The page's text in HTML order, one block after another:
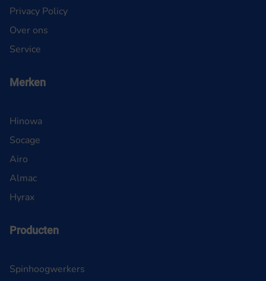
Privacy Policy
Over ons
Service
Merken
Hinowa
Socage
Airo
Almac
Hyrax
Producten
Spinhoogwerkers